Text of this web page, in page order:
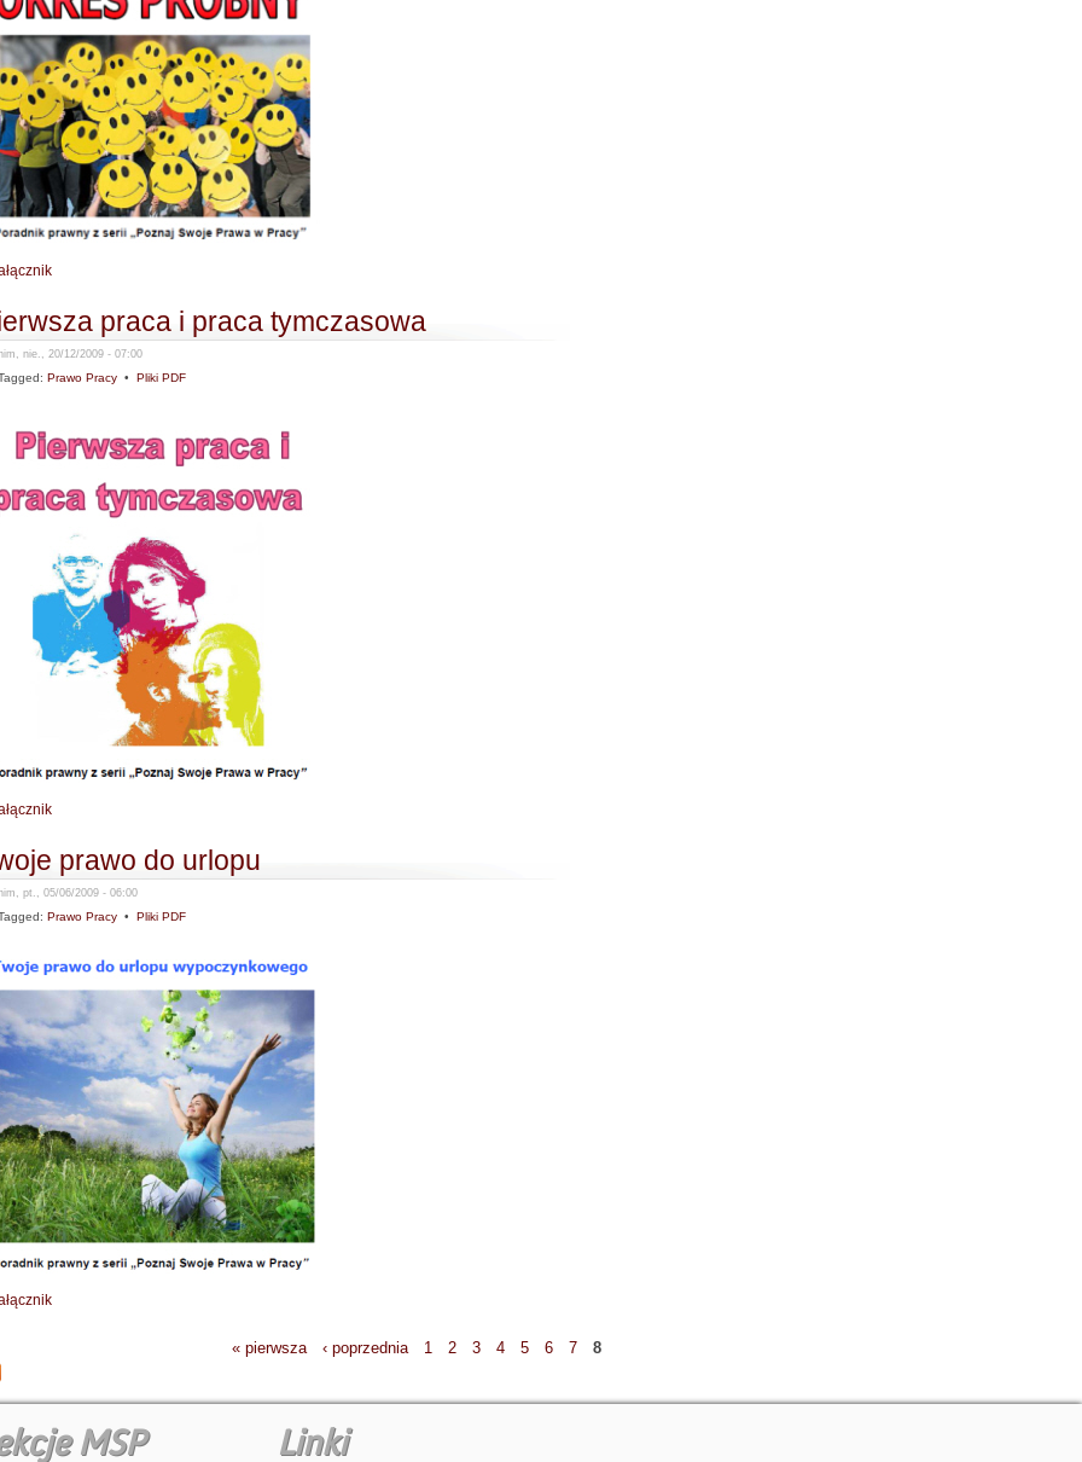
praca i praca tymczasowa
nie., 20/12/2009 - 07:00
Prawo Pracy• Pliki PDF
prawo do urlopu
pt., 05/06/2009 - 06:00
Prawo Pracy• Pliki PDF
« pierwsza ‹ poprzednia 1 2 3 4 5 6 7 8
MSP Linki